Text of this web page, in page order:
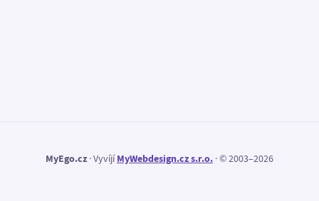
MyEgo.cz · VyvíjíMyWebdesign.cz s.r.o. · © 2003–2026